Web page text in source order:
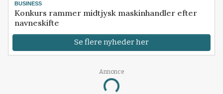
BUSINESS
Konkurs rammer midtjysk maskinhandler efter
navneskifte
Se flere nyheder her
Annonce